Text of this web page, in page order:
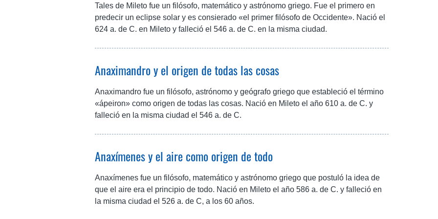
Tales de Mileto fue un filósofo, matemático y astrónomo griego. Fue el primero en
predecir un eclipse solar y es consierado «el primer filósofo de Occidente». Nació el
624 a. de C. en Mileto y falleció el 546 a. de C. en la misma ciudad.
Anaximandro y el origen de todas las cosas
Anaximandro fue un filósofo, astrónomo y geógrafo griego que estableció el término
«ápeiron» como origen de todas las cosas. Nació en Mileto el año 610 a. de C. y
falleció en la misma ciudad el 546 a. de C.
Anaxímenes y el aire como origen de todo
Anaxímenes fue un filósofo, matemático y astrónomo griego que postuló la idea de
que el aire era el principio de todo. Nació en Mileto el año 586 a. de C. y falleció en
la misma ciudad el 526 a. de C, a los 60 años.